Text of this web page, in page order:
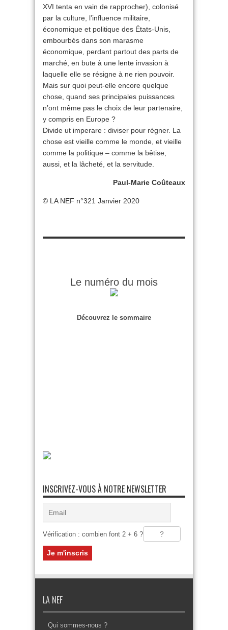
XVI tenta en vain de rapprocher), colonisé
par la culture, l’influence militaire,
économique et politique des États-Unis,
embourbés dans son marasme
économique, perdant partout des parts de
marché, en bute à une lente invasion à
laquelle elle se résigne à ne rien pouvoir.
Mais sur quoi peut-elle encore quelque
chose, quand ses principales puissances
n’ont même pas le choix de leur partenaire,
y compris en Europe ?
Divide ut imperare : diviser pour régner. La
chose est vieille comme le monde, et vieille
comme la politique – comme la bêtise,
aussi, et la lâcheté, et la servitude.
Paul-Marie Coûteaux
© LA NEF n°321 Janvier 2020
Le numéro du mois
Découvrez le sommaire
INSCRIVEZ-VOUS À NOTRE NEWSLETTER
Vérification : combien font 2 + 6 ?
LA NEF
Qui sommes-nous ?